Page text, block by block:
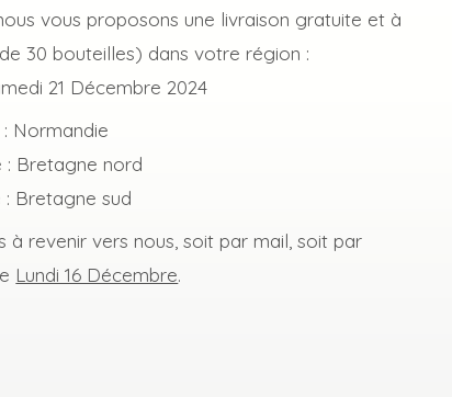
vous proposons une livraison gratuite et à
30 bouteilles) dans votre région :
21 Décembre 2024
Normandie
: Bretagne nord
: Bretagne sud
à revenir vers nous, soit par mail, soit par
Lundi 16 Décembre.